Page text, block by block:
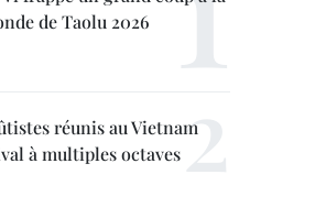
de Taolu 2026
réunis au Vietnam
à multiples octaves